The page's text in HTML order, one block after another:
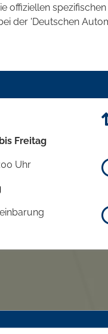
offiziellen spezifischen
der 'Deutschen
Freitag
Uhr